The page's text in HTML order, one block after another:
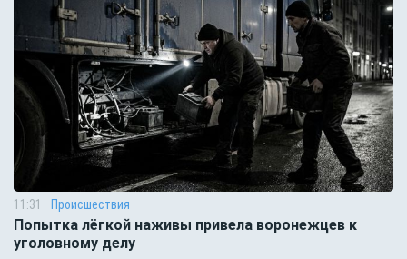
11:31 Происшествия
Попытка лёгкой наживы привела воронежцев к
уголовному делу